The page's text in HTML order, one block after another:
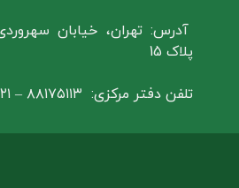
آدرس: تهران، خیابان
پلاک 15
تلفن دفتر مرکزی: ۸۸۱۷۵۱۱۳ – ۰۲۱